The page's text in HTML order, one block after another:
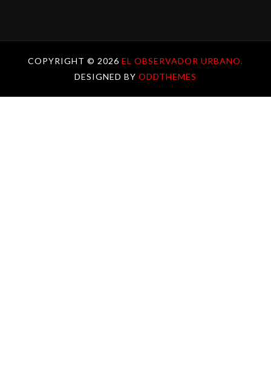
COPYRIGHT © 2026 EL OBSERVADOR URBANO.
DESIGNED BY ODDTHEMES